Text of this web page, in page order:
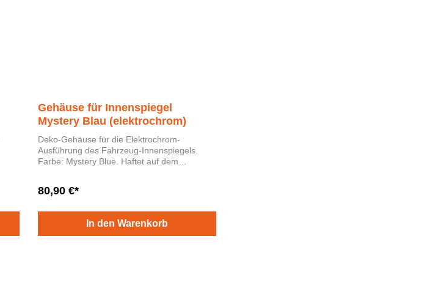
Gehäuse für Innenspiegel
Mystery Blau (elektrochrom)
Deko-Gehäuse für die Elektrochrom-
Ausführung des Fahrzeug-Innenspiegels.
Farbe: Mystery Blue. Haftet auf dem
80,90 €*
In den Warenkorb